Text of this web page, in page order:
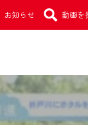
お知らせ 動画を